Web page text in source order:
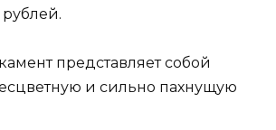
рублей.
представляет собой
и сильно пахнущую